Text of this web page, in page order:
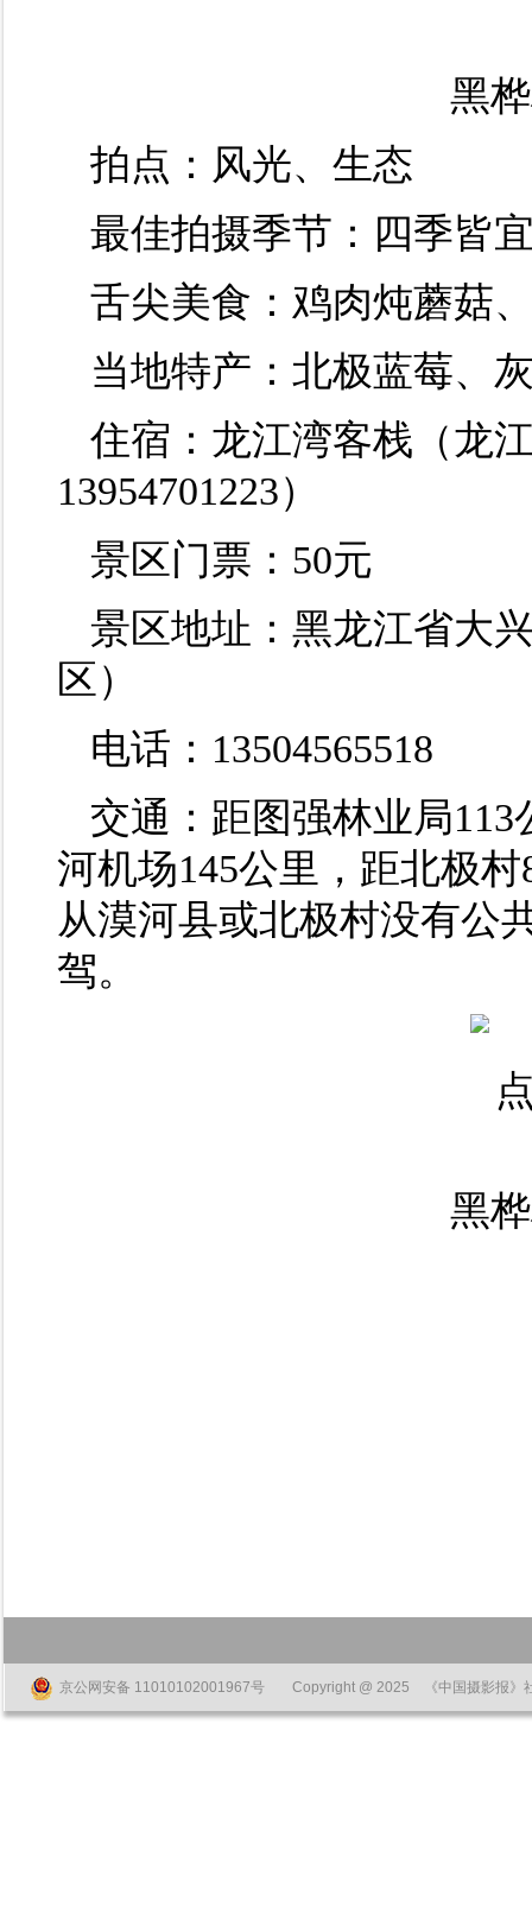
黑
拍点：风光、生态
最佳拍摄季节：四季皆
舌尖美食：鸡肉炖蘑菇
当地特产：北极蓝莓、
住宿：龙江湾客栈（龙
13954701223）
景区门票：50元
景区地址：黑龙江省大
区）
电话：13504565518
交通：距图强林业局
河机场145公里，距北极
从漠河县或北极村没有公
驾。
黑
京公网安备 11010102001967号 Copyright @ 2025 《中国摄影报